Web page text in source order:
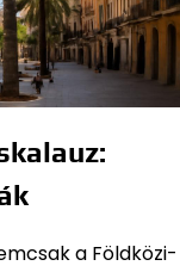
a Földközi-